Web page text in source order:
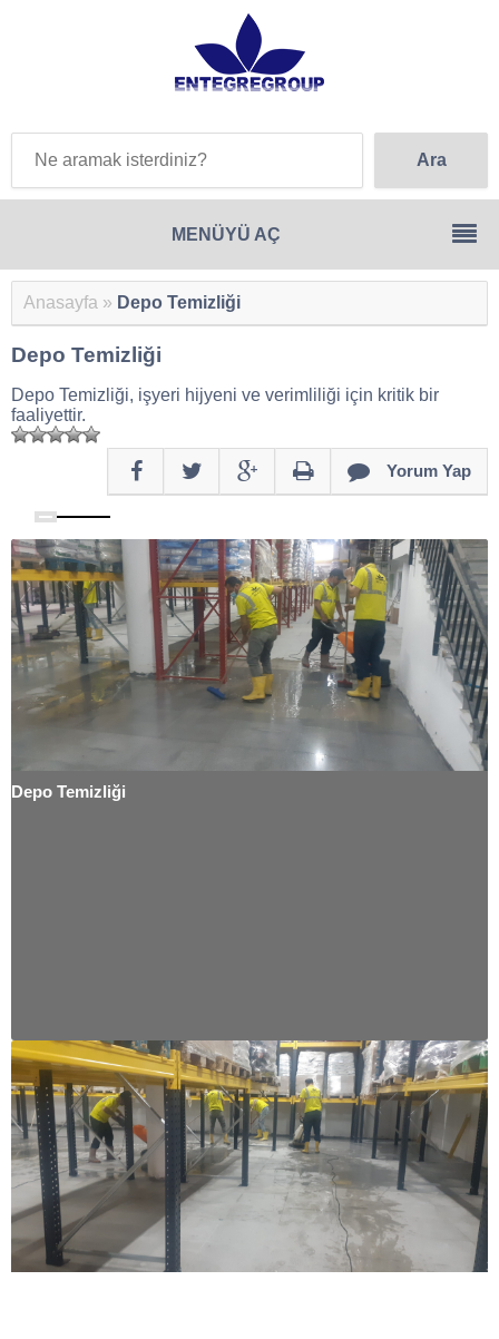
Anasayfa » Depo Temizliği
Depo Temizliği
Depo Temizliği, işyeri hijyeni ve verimliliği için kritik bir
faaliyettir.
Yorum Yap
Depo Temizliği